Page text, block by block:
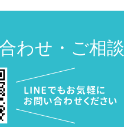
わせ・ご相談